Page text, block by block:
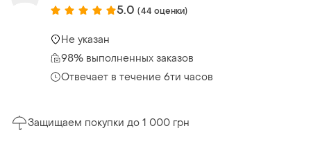
5.0 (44 оценки)
Не указан
98% выполненных заказов
Отвечает в течение 6ти часов
Защищаем покупки до 1 000 грн